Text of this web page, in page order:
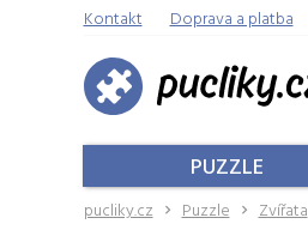
Kontakt Doprava a platba
PUZZLE
pucliky.cz Puzzle Zvířata